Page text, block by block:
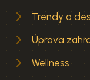
Trendy a
Úprava
Wellness